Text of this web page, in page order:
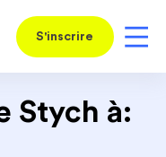
S'inscrire
Stych à: